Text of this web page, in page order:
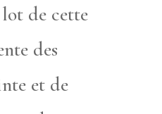
de cette
des
et de